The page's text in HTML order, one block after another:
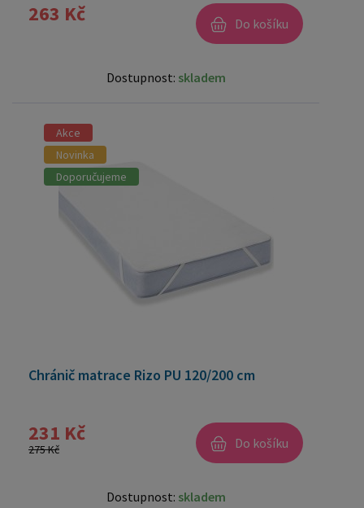
263 Kč Do košíku
Dostupnost: skladem
Akce
Novinka
Doporučujeme
Chránič matrace Rizo PU 120/200 cm
231 Kč
275 Kč Do košíku
Dostupnost: skladem